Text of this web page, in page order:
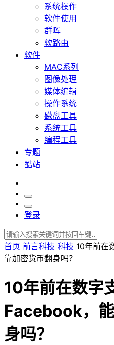
系统操作
软件使用
群晖
软路由
软件
MAC系列
图像处理
媒体编辑
操作系统
磁盘工具
系统工具
编程工具
专题
酷站
登录
首页 前言科技 科技 10年前在
靠加密货币翻身吗？
10年前在数字
Facebook，
身吗？